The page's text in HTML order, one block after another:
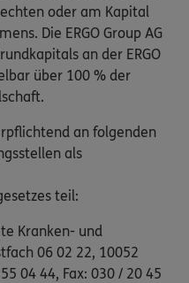
oder am Kapital
Die ERGO Group AG
an der ERGO
über 100 % der
an folgenden
als
teil:
Kranken- und
06 02 22, 10052
04 44, Fax: 030 / 20 45